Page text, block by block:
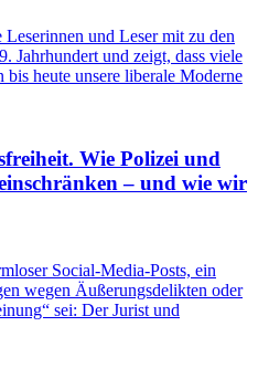
und Leser mit zu den
Jahrhundert und zeigt, dass viele
heute unsere liberale Moderne
Wie Polizei und
– und wie wir
Social-Media-Posts, ein
wegen Äußerungsdelikten oder
sei: Der Jurist und